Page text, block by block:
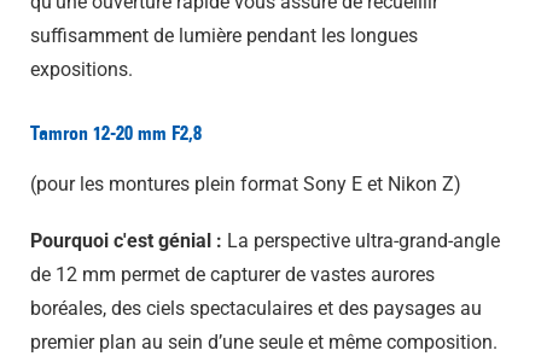
suffisamment de lumière pendant les longues
expositions.
Tamron 12-20 mm F2,8
(pour les montures plein format Sony E et Nikon Z)
Pourquoi c'est génial : La perspective ultra-grand-angle
de 12 mm permet de capturer de vastes aurores
boréales, des ciels spectaculaires et des paysages au
premier plan au sein d’une seule et même composition.